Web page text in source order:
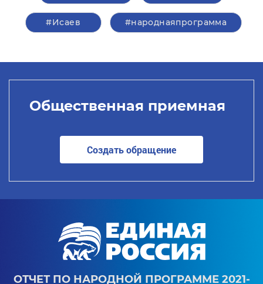
#Исаев #народнаяпрограмма
Общественная приемная
Создать обращение
ОТЧЕТ ПО НАРОДНОЙ ПРОГРАММЕ 2021-